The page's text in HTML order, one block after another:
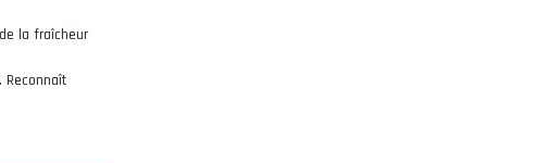
la fraîcheur